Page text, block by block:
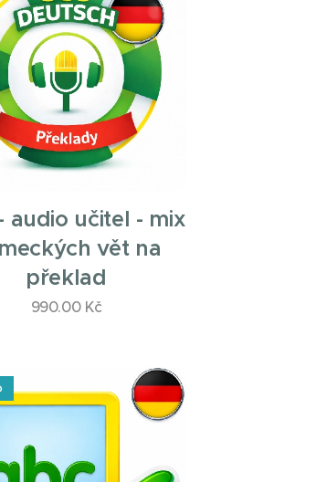
audio učitel - mix
vět na
překlad
990.00Kč